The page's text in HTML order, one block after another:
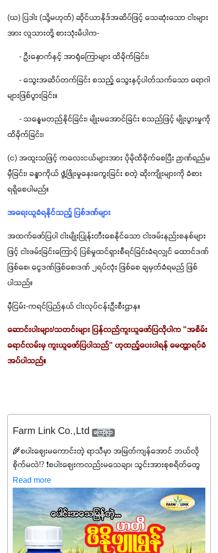
(ဃ) ပြဒါး (သို့မဟုတ်) ဆိုင်ယာနိုဒ်အဆိပ်ဖြင့် သေဆုံးသော ငါးများ
အား လူသားတို့ စားသုံးမိပါက-
- ဦးနှောက်နှင့် အာရုံကြောများ ထိခိုက်ခြင်း၊
- သွေးအဆိပ်တက်ခြင်း စသည့် သွေးနှင့်ပါတ်သက်သော ရောဂါ
များဖြစ်ပွားခြင်း။
- သန္ဓေမတည်နိုင်ခြင်း၊ မျိုးမအောင်ခြင်း စသည်ဖြင့် မျိုးပွားမှုကို
ထိခိုက်ခြင်း၊
(င) အထူးသဖြင့် ကလေးငယ်များအား ပိုမိုထိခိုက်စေပြီး ဉာဏ်ရည်မ
မှီခြင်း၊ ခန္ဓာကိုယ် ဖွံ့ဖြိုးမှုနှေးကွေးခြင်း စတဲ့ ဆိုးကျိုးများကို ခံစား
ရရှိစေပါမည်။
အရေးယူခံရနိုင်သည့် ပြစ်ဒဏ်များ
အထက်ဖော်ပြပါ ငါးမျိုးပြုန်းတီးစေနိုင်သော ငါးဖမ်းနည်းစနစ်များ
ဖြင့် ငါးဖမ်းခြင်းကြောင့် ပြစ်မှုထင်ရှားစီရင်ခြင်းခံရလျှင် ထောင်ဒဏ်
ဖြစ်စေ၊ ငွေဒဏ်ဖြစ်စေ၊ဒဏ် ၂ရပ်လုံး ဖြစ်စေ ချမှတ်ခံရမည် ဖြစ်
ပါသည်။
မှီငြမ်း-ကရင်ပြည်နယ် ငါးလုပ်ငန်းဦးစီးဌာန။
ဆောင်းပါးများ/သတင်းများ ပြန်လည်ကူးယူဖော်ပြလိုပါက "အစိမ်း
ရောင်လမ်းမှ ကူးယူဖော်ပြပါသည်" ဟုထည့်ပေးပါရန် မေတ္တာရပ်ခံ
အပ်ပါသည်။
Farm Link Co.,Ltd ကြော်ငြာ
🌾စပါးဈေးမကောင်းတဲ့ ရာသီမှာ အမြတ်ကျန်အောင် ဘယ်လို
စိုက်မလဲ⁉️ ❗စပါးဈေးကလည်းမသေချာ၊ သွင်းအားစုစရိတ်တွေ
ကလည်း တက်နေတဲ့ဒီလိုအချိန်မှာ သွင်းအားစုဖိုးကို လျှော့ချပြီး
အထွက်နှုန်းကို ထိန်းထားနိုင်မှ ဦးကြီးတို့ အဆင်ပြေမှာနော် ✔️ဒါ
ကြောင့် ကိုယ်သုံးသမျှ ကိုယ့်အတွက်အကျိုးရစေမယ့်
အရည်အသွေးစိတ်ချရတဲ့ သွင်းအားစုပစ္စည်းတွေကိုပဲ ရွေးချယ်
သုံးသင့်ပါတယ်။
Read more